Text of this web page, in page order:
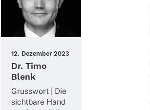
12. Dezem­ber 2023
Dr. Timo
Blenk
Gruss­wort | Die
sicht­bare Hand